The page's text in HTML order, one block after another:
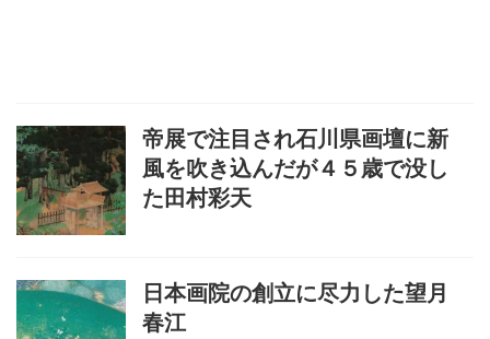
帝展で注目され石川県画壇に新
風を吹き込んだが４５歳で没し
た田村彩天
日本画院の創立に尽力した望月
春江